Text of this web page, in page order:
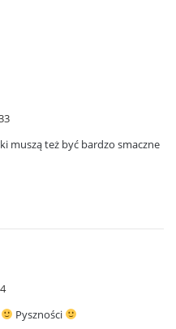
muszą też być bardzo smaczne
Pyszności